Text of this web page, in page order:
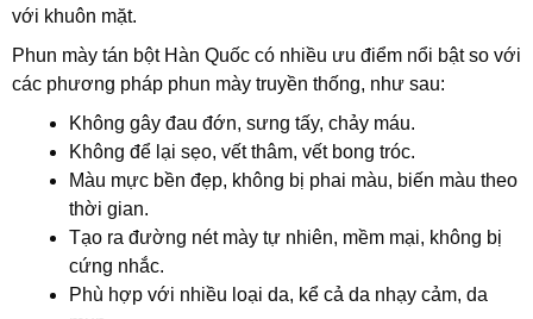
với khuôn mặt.
Phun mày tán bột Hàn Quốc có nhiều ưu điểm nổi bật so với
các phương pháp phun mày truyền thống, như sau:
Không gây đau đớn, sưng tấy, chảy máu.
Không để lại sẹo, vết thâm, vết bong tróc.
Màu mực bền đẹp, không bị phai màu, biến màu theo
thời gian.
Tạo ra đường nét mày tự nhiên, mềm mại, không bị
cứng nhắc.
Phù hợp với nhiều loại da, kể cả da nhạy cảm, da